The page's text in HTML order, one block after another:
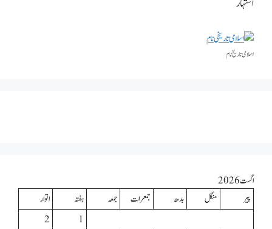
اشتہار
اسلامی تاریخٰ نام
اگست 2026
پیر
منگل بدھ جمعرات جمعہ ہفتہ
اتوار
1
2